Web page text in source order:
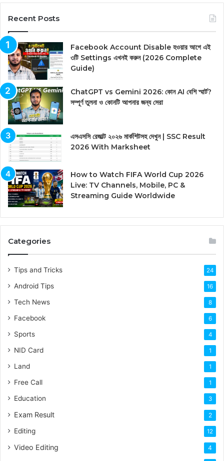
Recent Posts
Facebook Account Disable হওয়ার আগে এই
৩টি Settings এখনই করুন (2026 Complete
Guide)
ChatGPT vs Gemini 2026: কোন AI বেশি স্মার্ট?
সম্পূর্ণ তুলনা ও কোনটি আপনার জন্য সেরা
এসএসসি রেজাল্ট ২০২৬ মার্কশিটসহ দেখুন | SSC Result
2026 With Marksheet
How to Watch FIFA World Cup 2026
Live: TV Channels, Mobile, PC &
Streaming Guide Worldwide
Categories
Tips and Tricks 24
Android Tips 16
Tech News 8
Facebook 6
Sports 4
NID Card 1
Land 1
Free Call 1
Education 3
Exam Result 2
Editing 12
Video Editing 4